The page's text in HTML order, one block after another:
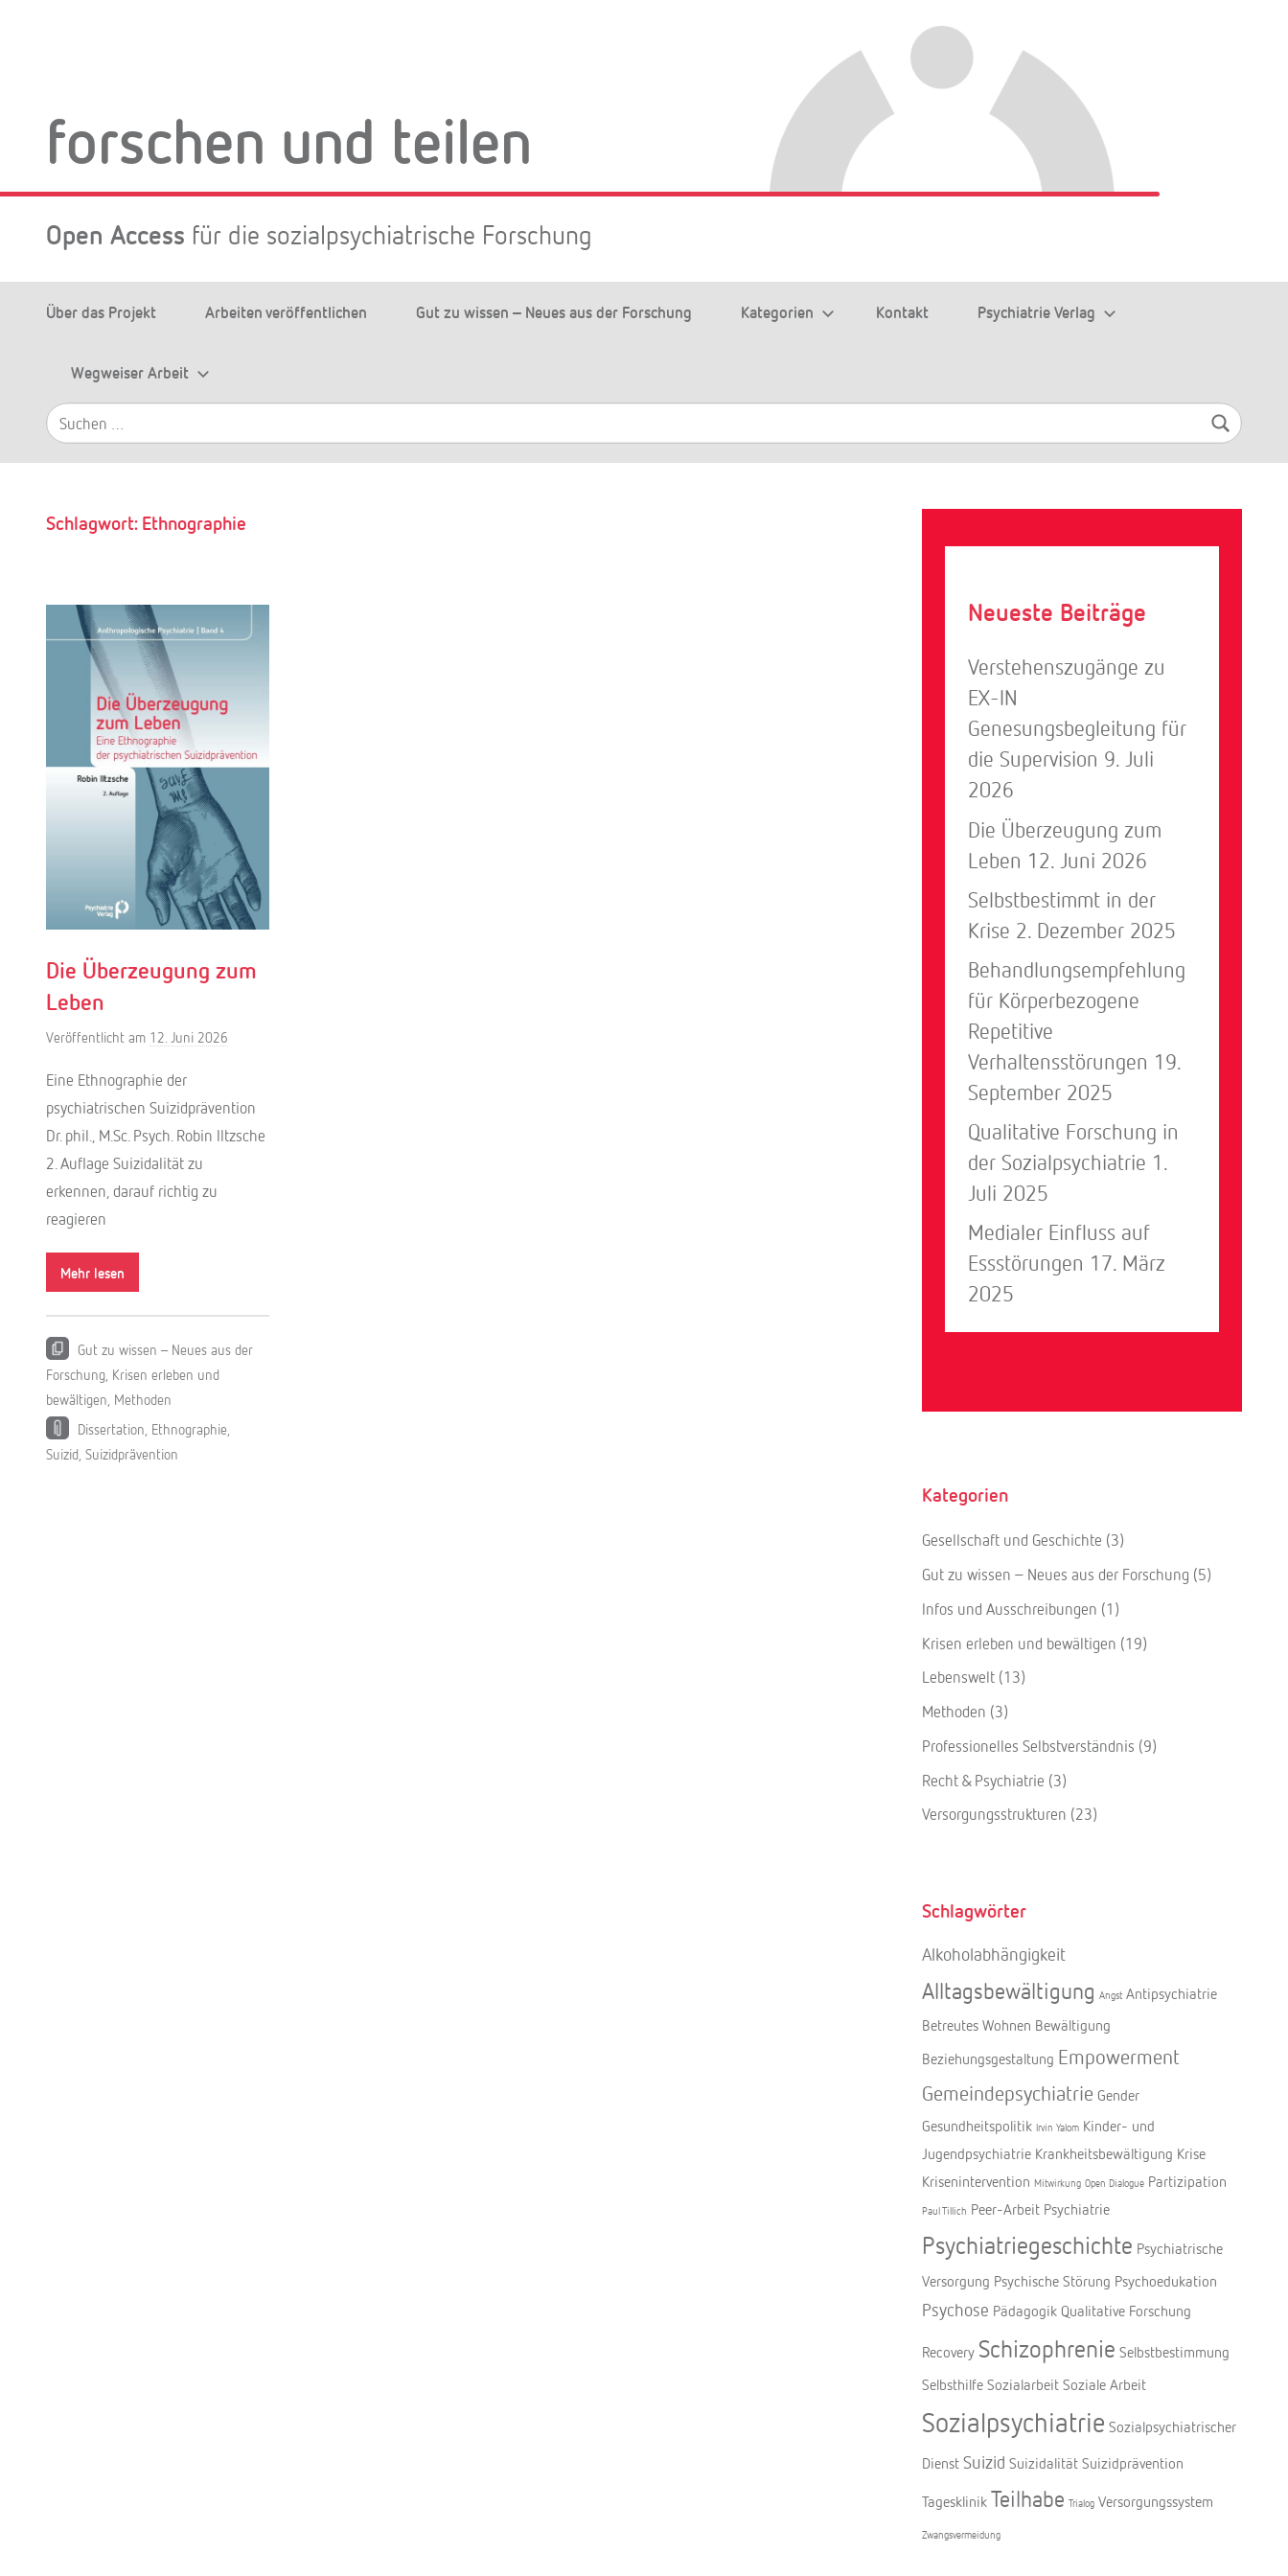
forschen und teilen
Open Access für die sozialpsychiatrische Forschung
Über das Projekt Arbeiten veröffentlichen Gut zu wissen – Neues aus der Forschung Kategorien Kontakt Psychiatrie Verlag
Wegweiser Arbeit
Suchen
nach:
Schlagwort: Ethnographie
Die Überzeugung zum
Leben
Veröffentlicht am 12. Juni 2026
f
.
r
Eine Ethnographie der
psychiatrischen Suizidprävention
Dr. phil., M.Sc. Psych. Robin Iltzsche
2. Auflage Suizidalität zu
erkennen, darauf richtig zu
reagieren
Mehr lesen
Gut zu wissen – Neues aus der
Forschung Krisen erleben und
bewältigen Methoden
Dissertation Ethnographie
Suizid Suizidprävention
Neueste Beiträge
Verstehenszugänge zu
EX-IN
Genesungsbegleitung für
die Supervision 9. Juli
2026
Die Überzeugung zum
Leben 12. Juni 2026
Selbstbestimmt in der
Krise 2. Dezember 2025
Behandlungsempfehlung
für Körperbezogene
Repetitive
Verhaltensstörungen 19.
September 2025
Qualitative Forschung in
der Sozialpsychiatrie 1.
Juli 2025
Medialer Einfluss auf
Essstörungen 17. März
2025
Kategorien
Gesellschaft und Geschichte (3)
Gut zu wissen – Neues aus der Forschung (5)
Infos und Ausschreibungen (1)
Krisen erleben und bewältigen (19)
Lebenswelt (13)
Methoden (3)
Professionelles Selbstverständnis (9)
Recht & Psychiatrie (3)
Versorgungsstrukturen (23)
Schlagwörter
Alkoholabhängigkeit
Alltagsbewältigung Angst Antipsychiatrie
Betreutes Wohnen Bewältigung
Beziehungsgestaltung Empowerment
Gemeindepsychiatrie Gender
Gesundheitspolitik Irvin Yalom Kinder- und
Jugendpsychiatrie Krankheitsbewältigung Krise
Krisenintervention Mitwirkung Open Dialogue Partizipation
Paul Tillich Peer-Arbeit Psychiatrie
Psychiatriegeschichte Psychiatrische
Versorgung Psychische Störung Psychoedukation
Psychose Pädagogik Qualitative Forschung
Recovery Schizophrenie Selbstbestimmung
Selbsthilfe Sozialarbeit Soziale Arbeit
Sozialpsychiatrie Sozialpsychiatrischer
Dienst Suizid Suizidalität Suizidprävention
Tagesklinik Teilhabe Trialog Versorgungssystem
Zwangsvermeidung